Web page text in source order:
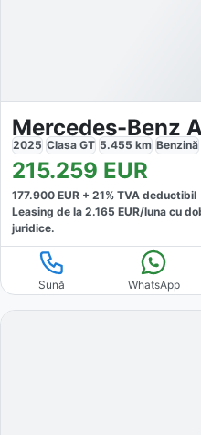
2025 Clasa GT 5.455 km Benzină
215.259 EUR
177.900 EUR + 21% TVA deductibil
Leasing de la 2.165 EUR/luna cu
juridice.
Sună WhatsApp